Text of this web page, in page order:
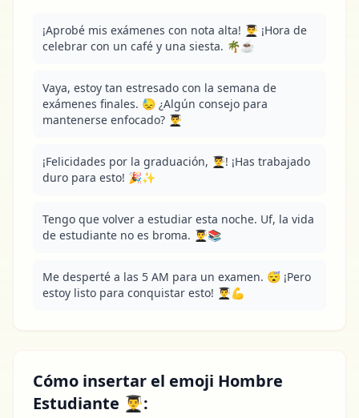
¡Aprobé mis exámenes con nota alta! 👨‍🎓 ¡Hora de
celebrar con un café y una siesta. 🌴☕
Vaya, estoy tan estresado con la semana de
exámenes finales. 😓 ¿Algún consejo para
mantenerse enfocado? 👨‍🎓
¡Felicidades por la graduación, 👨‍🎓! ¡Has trabajado
duro para esto! 🎉✨
Tengo que volver a estudiar esta noche. Uf, la vida
de estudiante no es broma. 👨‍🎓📚
Me desperté a las 5 AM para un examen. 😴 ¡Pero
estoy listo para conquistar esto! 👨‍🎓💪
Cómo insertar el emoji Hombre
Estudiante 👨‍🎓: